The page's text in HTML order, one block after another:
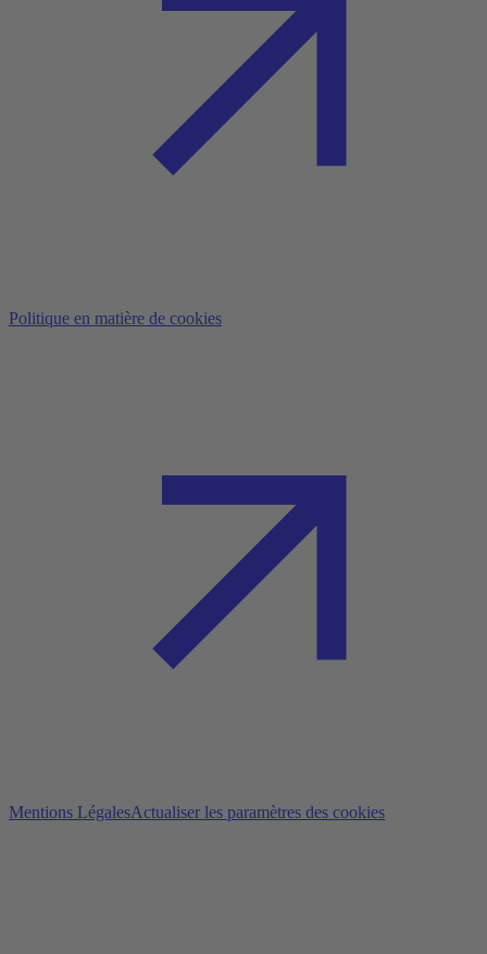
Politique en matière de cookies
Mentions LégalesActualiser les paramètres des cookies